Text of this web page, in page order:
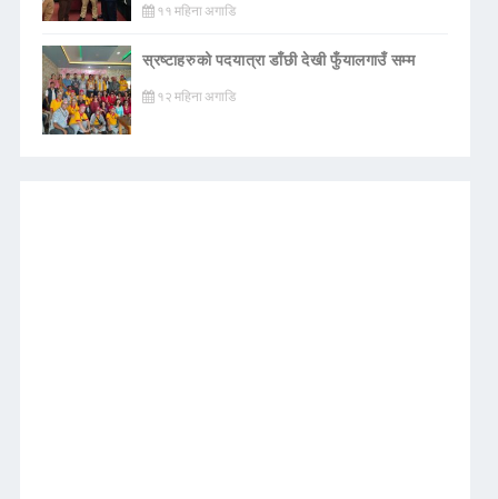
११ महिना अगाडि
स्रष्टाहरुको पदयात्रा डाँछी देखी फुँयालगाउँ सम्म
१२ महिना अगाडि